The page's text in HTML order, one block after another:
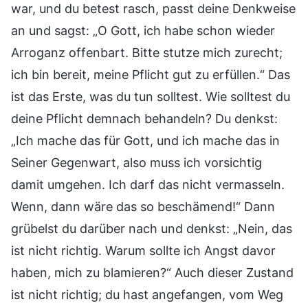
war, und du betest rasch, passt deine Denkweise
an und sagst: „O Gott, ich habe schon wieder
Arroganz offenbart. Bitte stutze mich zurecht;
ich bin bereit, meine Pflicht gut zu erfüllen.“ Das
ist das Erste, was du tun solltest. Wie solltest du
deine Pflicht demnach behandeln? Du denkst:
„Ich mache das für Gott, und ich mache das in
Seiner Gegenwart, also muss ich vorsichtig
damit umgehen. Ich darf das nicht vermasseln.
Wenn, dann wäre das so beschämend!“ Dann
grübelst du darüber nach und denkst: „Nein, das
ist nicht richtig. Warum sollte ich Angst davor
haben, mich zu blamieren?“ Auch dieser Zustand
ist nicht richtig; du hast angefangen, vom Weg